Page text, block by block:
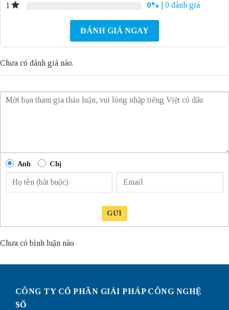
1
0% | 0 đánh giá
ĐÁNH GIÁ NGAY
Chưa có đánh giá nào.
Anh Chị
GỬI
Chưa có bình luận nào
CÔNG TY CỔ PHẦN GIẢI PHÁP CÔNG NGHỆ
SỐ